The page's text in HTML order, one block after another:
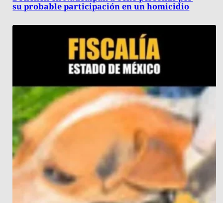
su probable participación en un homicidio